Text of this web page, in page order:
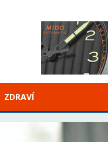
ZDRAVÍ